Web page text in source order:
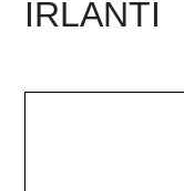
IRLANTI